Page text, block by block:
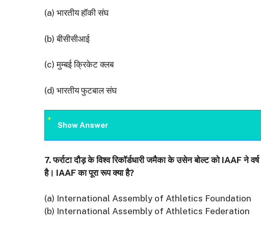
(a) भारतीय हॉकी संघ
(b) बीसीसीआई
(c) मुम्बई क्रिकेट क्लब
(d) भारतीय फुटबाल संघ
Show Answer
7.फर्राटा दौड़ के विश्व रिकॉर्डधारी जमैका के उसेन बोल्ट को IAAFने वर्ष
है। IAAFका पूरा रूप क्या है?
(a) International Assembly of Athletics Foundation
(b) International Assembly of Athletics Federation